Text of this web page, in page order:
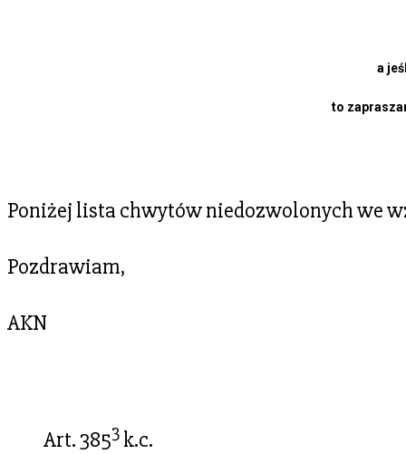
a
to
Poniżej lista chwytów niedozwolonych we
Pozdrawiam,
AKN
Art. 3853 k.c.